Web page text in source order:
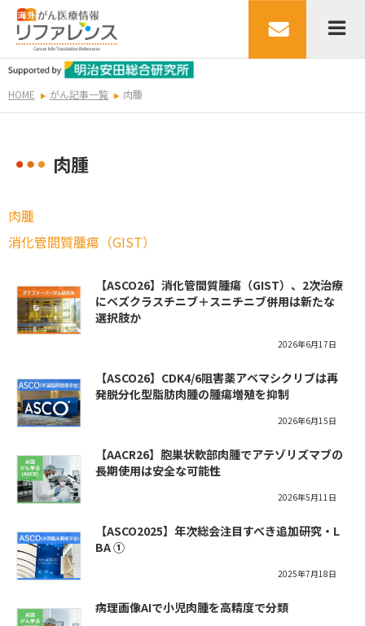
HOME がん記事一覧 肉腫
肉腫
肉腫
消化管間質腫瘍（GIST）
【ASCO26】消化管間質腫瘍（GIST）、2次治療
にベズクラスチニブ＋スニチニブ併用は新たな
選択肢か
2026年6月17日
【ASCO26】CDK4/6阻害薬アベマシクリブは再
発脱分化型脂肪肉腫の腫瘍増殖を抑制
2026年6月15日
【AACR26】胞巣状軟部肉腫でアテゾリズマブの
長期使用は安全な可能性
2026年5月11日
【ASCO2025】年次総会注目すべき追加研究・L
BA ①
2025年7月18日
病理画像AIで小児肉腫を高精度で分類